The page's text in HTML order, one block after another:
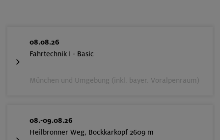
08.08.26
Fahrtechnik I - Basic
München und Umgebung (inkl. bayer. Voralpenraum)
08.-09.08.26
Heilbronner Weg, Bockkarkopf 2609 m